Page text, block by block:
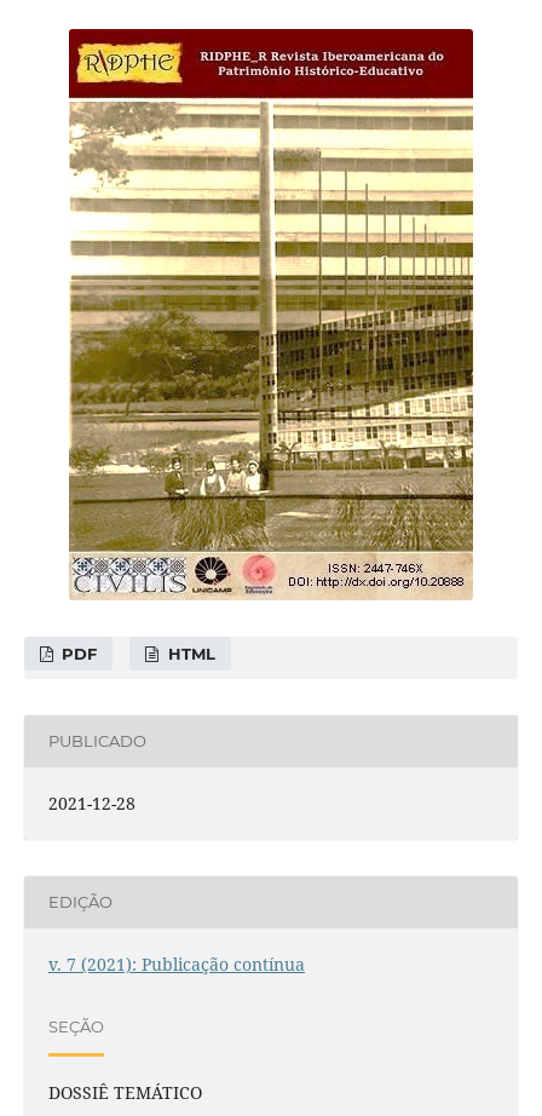
PDF HTML
PUBLICADO
2021-12-28
EDIÇÃO
v. 7 (2021): Publicação contínua
SEÇÃO
DOSSIÊ TEMÁTICO